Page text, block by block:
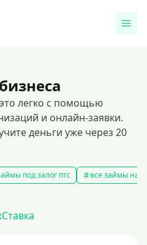
легко с помощью
и онлайн-заявки.
деньги уже через 20
под залог птс все займы на
Ставка